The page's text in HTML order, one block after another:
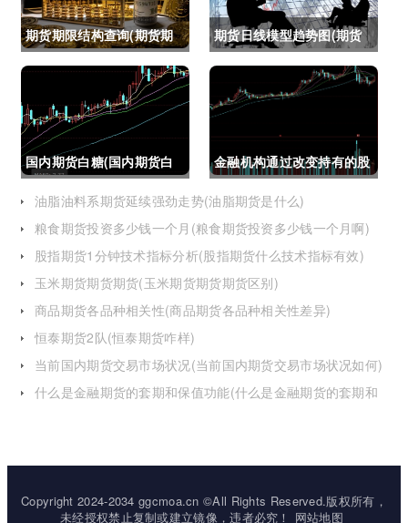
期货期限结构查询(期货期
限结构)
期货日线模型趋势图(期货
日线模型趋势图怎么看)
国内期货白糖(国内期货白
糖合约是怎么交割)
金融机构通过改变持有的股
指期货合约(股指期货合约
最长持有多久)
油脂油料系期货延续强劲走势(油脂期货是什么)
粮食期货投资多少钱一个月(粮食期货投资多少钱一个月啊)
股指期货1分钟技术指标分析(股指期货什么技术指标有效)
玉米期货期货期货(玉米期货期货期货区别)
商品期货各品种相关性(商品期货各品种相关性差异)
恒泰期货2队(恒泰期货咋样)
当前国内期货交易市场状况(当前国内期货交易市场状况如何)
什么是金融期货的套期和保值功能(什么是金融期货的套期和
Copyright 2024-2034 ggcmoa.cn ©All Rights Reserved.版权所有，
未经授权禁止复制或建立镜像，违者必究！
网站地图